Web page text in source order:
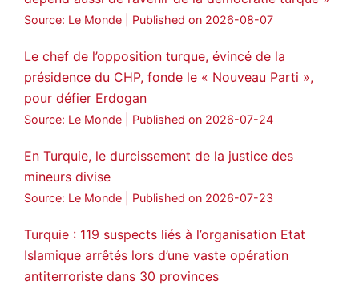
#AbdullahÖcalan #PeaceProcess
🔗https://medyanews.rs/h4lwBwQ
3
Source: Le Monde Published on 2026-08-07
Le chef de l’opposition turque, évincé de la
présidence du CHP, fonde le « Nouveau Parti »,
pour défier Erdogan
Source: Le Monde Published on 2026-07-24
En Turquie, le durcissement de la justice des
mineurs divise
Source: Le Monde Published on 2026-07-23
Turquie : 119 suspects liés à l’organisation Etat
Islamique arrêtés lors d’une vaste opération
antiterroriste dans 30 provinces